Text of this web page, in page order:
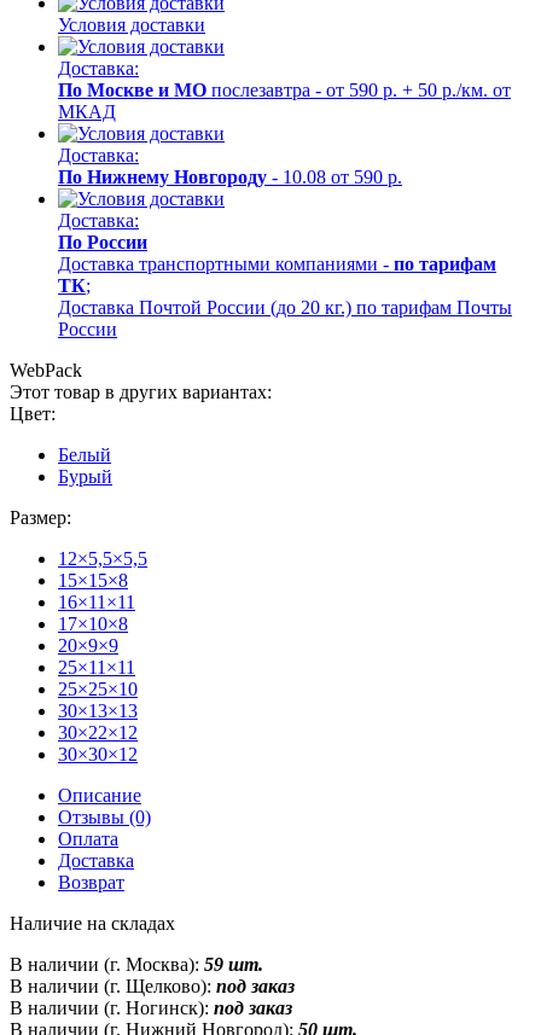
Условия доставки
Доставка:
По Москве и МО послезавтра - от 590 р. + 50 р./км. от
МКАД
Доставка:
По Нижнему Новгороду - 10.08 от 590 р.
Доставка:
По России
Доставка транспортными компаниями - по тарифам
ТК;
Доставка Почтой России (до 20 кг.) по тарифам Почты
России
WebPack
Этот товар в других вариантах:
Цвет:
Белый
Бурый
Размер:
12×5,5×5,5
15×15×8
16×11×11
17×10×8
20×9×9
25×11×11
25×25×10
30×13×13
30×22×12
30×30×12
Описание
Отзывы (0)
Оплата
Доставка
Возврат
Наличие на складах
В наличии (г. Москва): 59 шт.
В наличии (г. Щелково): под заказ
В наличии (г. Ногинск): под заказ
В наличии (г. Нижний Новгород): 50 шт.